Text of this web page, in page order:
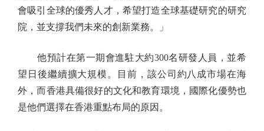
會吸引全球的優秀人才，希望打造全球基礎研究的研究
院，並支撐我們未來的創新業務。」
他預計在第一期會進駐大約300名研發人員，並希
望日後繼續擴大規模。目前，該公司約八成市場在海
外，而香港具備很好的文化和教育環境，國際化優勢也
是他們選擇在香港重點布局的原因。